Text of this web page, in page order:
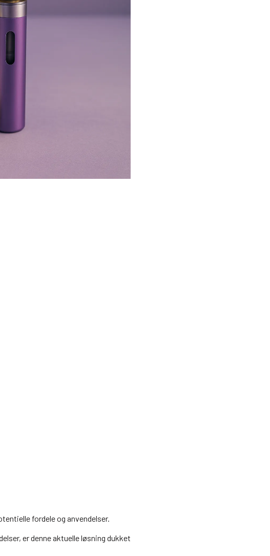
fordele og anvendelser.
er denne aktuelle løsning dukket